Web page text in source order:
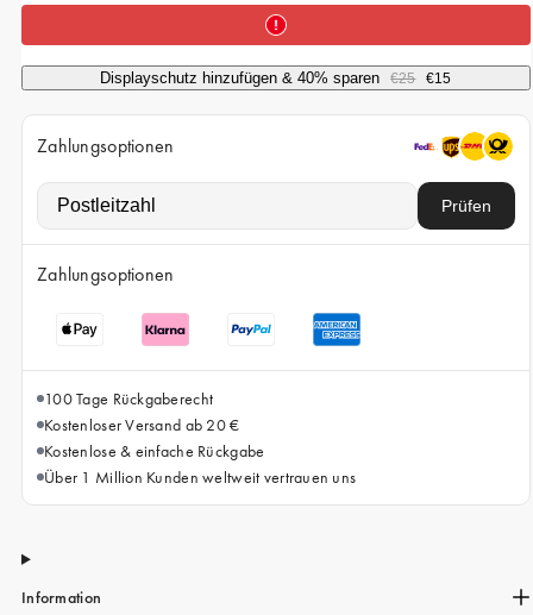
iPhone 15
iPhone 14 Pro
iPhone 13
Alle Handymodelle
Displayschutz hinzufügen & 40% sparen €25 €15
Zahlungsoptionen
Prüfen
Zahlungsoptionen
100 Tage Rückgaberecht
Kostenloser Versand ab 20 €
Kostenlose & einfache Rückgabe
Über 1 Million Kunden weltweit vertrauen uns
Information